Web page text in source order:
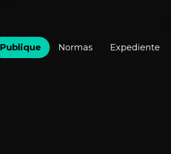
Publique Normas Expediente